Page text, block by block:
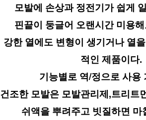
모발에 손상과 정전기가 쉽게
핀끝이 둥글어 오랜시간 미용
강한 열에도 변형이 생기거나 열
적인 제품이다.
기능별로 역/정으로 사용
건조한 모발은 모발관리제,트리트
쉬액을 뿌려주고 빗질하면 마